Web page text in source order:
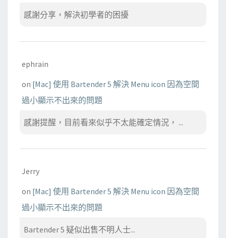
感謝分享，解決初學者的困擾
ephrain
on [Mac] 使用 Bartender 5 解決 Menu icon 因為空間
過小顯示不出來的問題
感謝提醒，目前看來似乎不太能確定情況， ...
Jerry
on [Mac] 使用 Bartender 5 解決 Menu icon 因為空間
過小顯示不出來的問題
Bartender 5 疑似出售不明人士...